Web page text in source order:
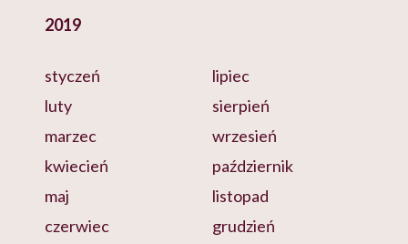
2019
styczeń
luty
marzec
kwiecień
maj
czerwiec
lipiec
sierpień
wrzesień
październik
listopad
grudzień